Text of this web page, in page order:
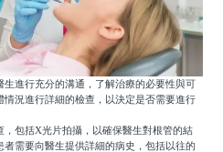
進行充分的溝通，了解治療的必要性與可
況進行詳細的檢查，以決定是否需要進行
包括X光片拍攝，以確保醫生對根管的結
需要向醫生提供詳細的病史，包括以往的